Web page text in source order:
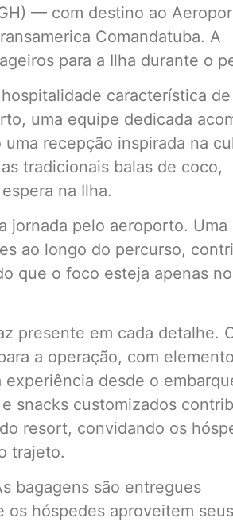
— com destino ao
Comandatuba. A
para a Ilha durante o
característica de
uma equipe dedicada
recepção inspirada na
tradicionais balas de coco,
na Ilha.
jornada pelo aeroporto. Uma
ao longo do percurso,
que o foco esteja apenas
presente em cada detalhe.
a operação, com
desde o
snacks customizados
resort, convidando os
trajeto.
bagagens são entregues
os hóspedes aproveitem seus